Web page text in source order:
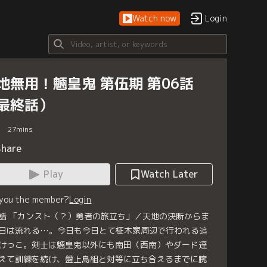
Watch now Login
無用！魎皇鬼 第伍期 第06話
終話）
27mins
Play
Watch Later
the member?Login
「カンスト（？）勇者の旅立ち」／天地の決断からま
は流れる…。今日も今日とて柾木家周辺で行われる追
っこ。剣士は魎皇鬼以外にも南田（西南）やダード達
て訓練を続け、盤上島組と対等に立ち合えるまでに腕